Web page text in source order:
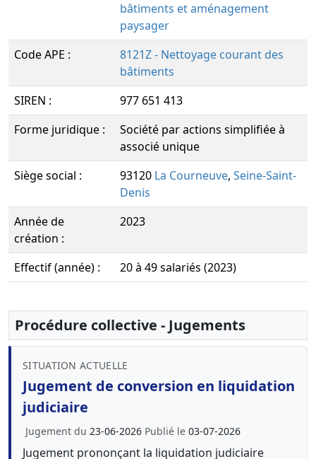
bâtiments et aménagement
paysager
Code APE :
8121Z - Nettoyage courant des
bâtiments
SIREN :
977 651 413
Forme juridique :
Société par actions simplifiée à
associé unique
Siège social :
93120 La Courneuve, Seine-Saint-
Denis
Année de
création :
2023
Effectif (année) : 20 à 49 salariés (2023)
Procédure collective - Jugements
SITUATION ACTUELLE
Jugement de conversion en liquidation
judiciaire
Jugement du 23-06-2026 Publié le 03-07-2026
Jugement prononçant la liquidation judiciaire